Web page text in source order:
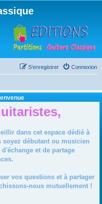
Connexion
S’enregistrer
dans cet espace dédié à
débutant ou musicien
et de partage
vos questions et à partager
nous mutuellement !